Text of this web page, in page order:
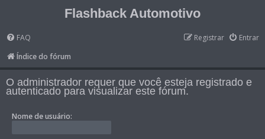
Flashback Automotivo
FAQ Entrar
Registrar
Índice do fórum
O administrador requer que você esteja registrado e
autenticado para visualizar este fórum.
Nome de usuário: